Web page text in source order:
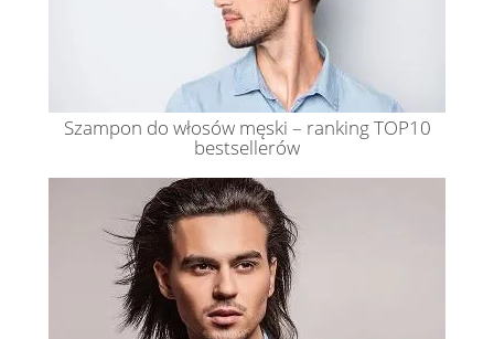
Szampon do włosów męski – ranking TOP10
bestsellerów